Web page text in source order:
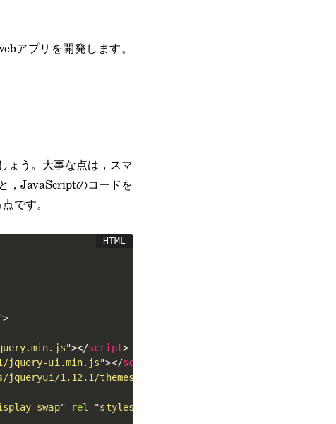
アプリを開発します。
ょう。大事な点は，スマ
，JavaScriptのコードを
です。
>
"></script>
jquery-ui.min.js"></script
1.12.1/themes/smoothness/jquery-ui.css
" rel="stylesheet